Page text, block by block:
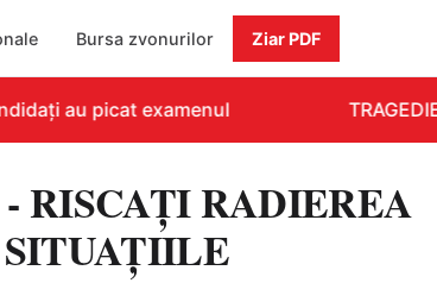
Bursa zvonurilor Ziar PDF
au picat examenul
RISCAȚI RADIEREA